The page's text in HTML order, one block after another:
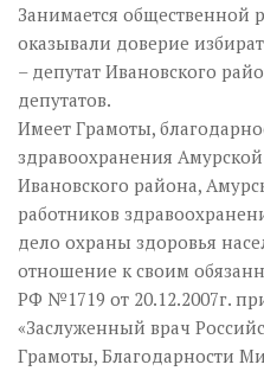
Занимается общественной
оказывали доверие
– депутат Ивановского
депутатов.
Имеет Грамоты,
здравоохранения
Ивановского района,
работников
дело охраны здоровья
отношение к своим
РФ №1719 от 20.12.2007г.
«Заслуженный врач
Грамоты, Благодарности